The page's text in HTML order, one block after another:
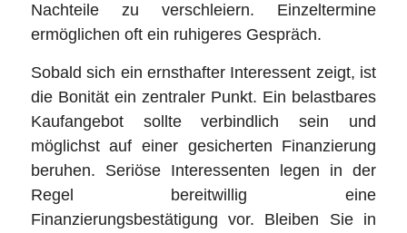
Nachteile zu verschleiern. Einzeltermine
ermöglichen oft ein ruhigeres Gespräch.
Sobald sich ein ernsthafter Interessent zeigt, ist
die Bonität ein zentraler Punkt. Ein belastbares
Kaufangebot sollte verbindlich sein und
möglichst auf einer gesicherten Finanzierung
beruhen. Seriöse Interessenten legen in der
Regel bereitwillig eine
Finanzierungsbestätigung vor. Bleiben Sie in